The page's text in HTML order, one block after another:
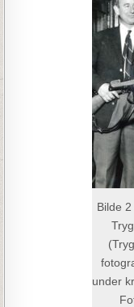
Bilde
under